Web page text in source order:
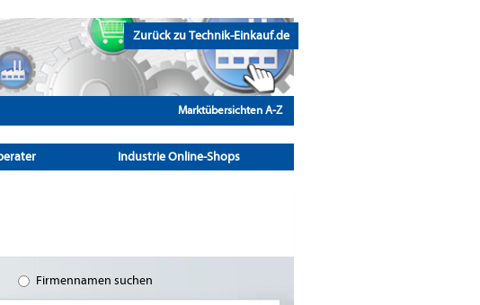
Zurück zu Technik-Einkauf.de
Marktübersichten A-Z
Industrie Online-Shops
Firmennamen suchen